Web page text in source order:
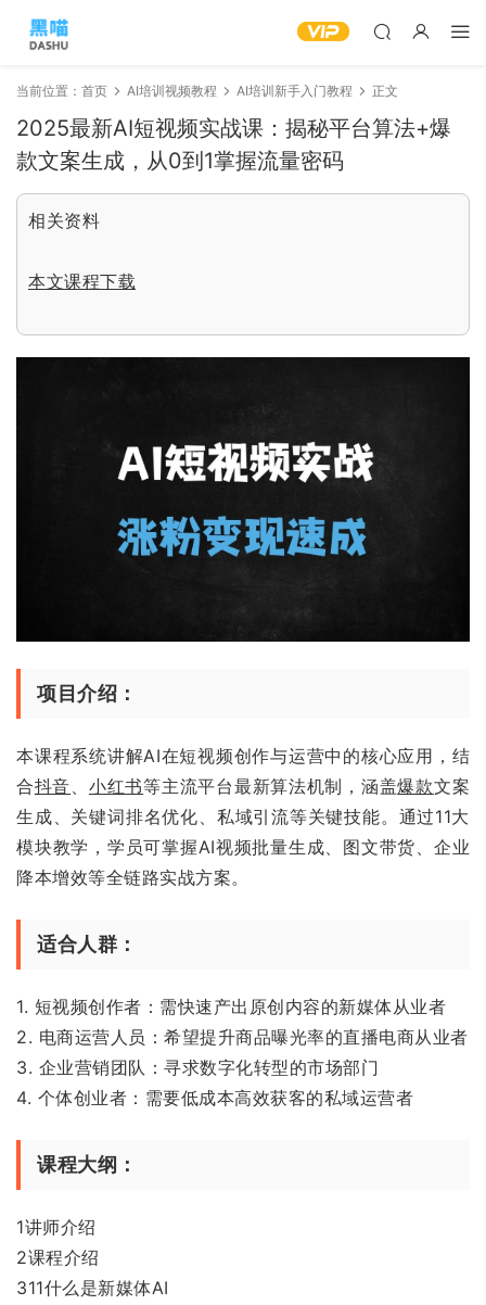
当前位置： 首页 AI培训视频教程 AI培训新手入门教程 正文
2025最新AI短视频实战课：揭秘平台算法+爆
款文案生成，从0到1掌握流量密码
相关资料
本文课程下载
项目介绍：
本课程系统讲解AI在短视频创作与运营中的核心应用，结
合抖音 小红书等主流平台最新算法机制，涵盖爆款文案
生成、关键词排名优化、私域引流等关键技能。通过11大
模块教学，学员可掌握AI视频批量生成、图文带货、企业
降本增效等全链路实战方案。
适合人群：
1. 短视频创作者：需快速产出原创内容的新媒体从业者
2. 电商运营人员：希望提升商品曝光率的直播电商从业者
3. 企业营销团队：寻求数字化转型的市场部门
4. 个体创业者：需要低成本高效获客的私域运营者
课程大纲：
1讲师介绍
2课程介绍
311什么是新媒体AI